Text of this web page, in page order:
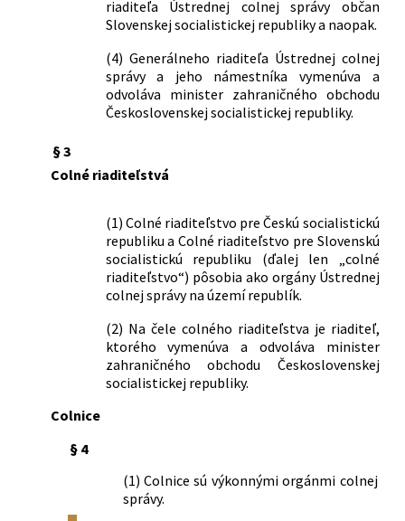
40/1984 Zb.
Vyhláška Federálneho ministerstva
vyhláška Federálneho ministerstva
zahraničného obchodu č. 3/1982 Zb. o
oslobodení obchodného tovaru
dovážaného a pochádzajúceho z
54/1984 Zb.
zahraničného obchodu, ktorou sa mení
ktorou sa vykonáva colný zákon č.
44/1974 Zb., v znení vyhlášky
Federálneho ministerstva zahraničného
obchodu č. 83/1980 Zb.
76/1984 Zb.
Vyhláška Federálneho ministerstva
zahraničného obchodu, ktorou sa mení
vyhláška č. 84/1980 Zb., ktorou sa vydáva
colný sadzobník neobchodného tovaru
56/1985 Zb.
Vyhláška Federálneho ministerstva
45/1986 Zb.
zahraničného obchodu, ktorou sa
vydáva colný sadzobník neobchodného
riaditeľa Ústrednej colnej správy občan
Slovenskej socialistickej republiky a naopak.
(4) Generálneho riaditeľa Ústrednej colnej
správy a jeho námestníka vymenúva a
odvoláva minister zahraničného obchodu
Československej socialistickej republiky.
§ 3
Colné riaditeľstvá
(1) Colné riaditeľstvo pre Českú socialistickú
republiku a Colné riaditeľstvo pre Slovenskú
socialistickú republiku (ďalej len „colné
riaditeľstvo“) pôsobia ako orgány Ústrednej
colnej správy na území republík.
(2) Na čele colného riaditeľstva je riaditeľ,
ktorého vymenúva a odvoláva minister
zahraničného obchodu Československej
socialistickej republiky.
Colnice
§ 4
(1) Colnice sú výkonnými orgánmi colnej
správy.